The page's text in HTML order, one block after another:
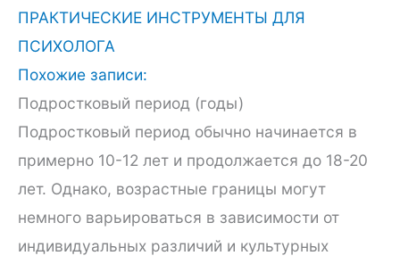
ПРАКТИЧЕСКИЕ ИНСТРУМЕНТЫ ДЛЯ
ПСИХОЛОГА
Похожие записи:
Подростковый период (годы)
Подростковый период обычно начинается в
примерно 10-12 лет и продолжается до 18-20
лет. Однако, возрастные границы могут
немного варьироваться в зависимости от
индивидуальных различий и культурных